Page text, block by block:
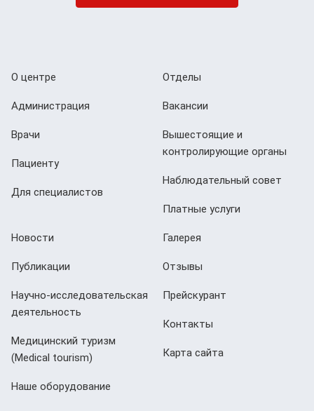
О центре
Администрация
Врачи
Пациенту
Для специалистов
Отделы
Вакансии
Вышестоящие и
контролирующие органы
Наблюдательный совет
Платные услуги
Новости
Публикации
Научно-исследовательская
деятельность
Медицинский туризм
(Мedical tourism)
Наше оборудование
Галерея
Отзывы
Прейскурант
Контакты
Карта сайта